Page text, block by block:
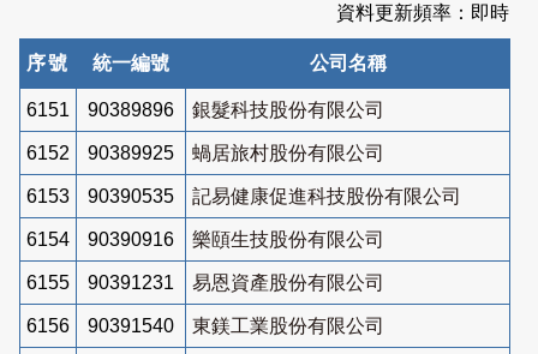
資料更新頻率：即時
序號 統一編號 公司名稱
6151 90389896 銀髮科技股份有限公司
6152 90389925 蝸居旅村股份有限公司
6153 90390535 記易健康促進科技股份有限公司
6154 90390916 樂頤生技股份有限公司
6155 90391231 易恩資產股份有限公司
6156 90391540 東鎂工業股份有限公司